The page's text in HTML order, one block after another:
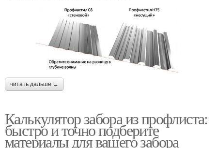
читать дальше →
Калькулятор забора из профлиста:
быстро и точно подберите
материалы для вашего забора